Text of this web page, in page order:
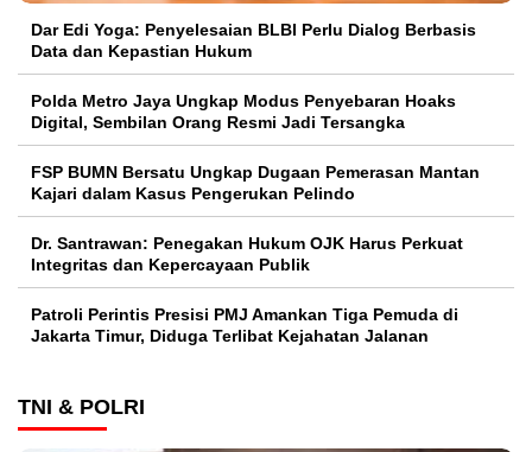
Dar Edi Yoga: Penyelesaian BLBI Perlu Dialog Berbasis
Data dan Kepastian Hukum
Polda Metro Jaya Ungkap Modus Penyebaran Hoaks
Digital, Sembilan Orang Resmi Jadi Tersangka
FSP BUMN Bersatu Ungkap Dugaan Pemerasan Mantan
Kajari dalam Kasus Pengerukan Pelindo
Dr. Santrawan: Penegakan Hukum OJK Harus Perkuat
Integritas dan Kepercayaan Publik
Patroli Perintis Presisi PMJ Amankan Tiga Pemuda di
Jakarta Timur, Diduga Terlibat Kejahatan Jalanan
TNI & POLRI